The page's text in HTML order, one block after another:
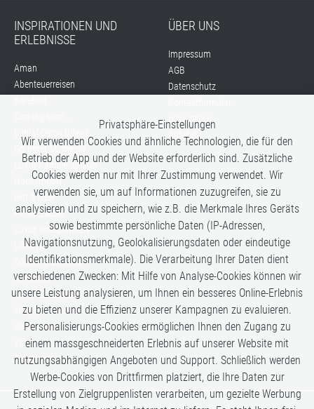
INSPIRATIONEN UND
ERLEBNISSE
Aman
Abenteuerreisen
Gourmet-Momente
Luxus Familienurlaub
Honeymoon
Hot & New
Hüttenzauber
Luxus Kreuzfahrten
Lifestyle
Once in a Lifetime
Romance
Safari-Erlebnisse
Simply the Best
Six Senses
Villen
Zugreisen
ÜBER UNS
Impressum
AGB
Datenschutz
nova reisen
Anfahrt
Privatsphäre-Einstellungen
Wir verwenden Cookies und ähnliche Technologien, die für den
Betrieb der App und der Website erforderlich sind. Zusätzliche
Cookies werden nur mit Ihrer Zustimmung verwendet. Wir
verwenden sie, um auf Informationen zuzugreifen, sie zu
analysieren und zu speichern, wie z.B. die Merkmale Ihres Geräts
sowie bestimmte persönliche Daten (IP-Adressen,
Navigationsnutzung, Geolokalisierungsdaten oder eindeutige
Identifikationsmerkmale). Die Verarbeitung Ihrer Daten dient
verschiedenen Zwecken: Mit Hilfe von Analyse-Cookies können wir
unsere Leistung analysieren, um Ihnen ein besseres Online-Erlebnis
zu bieten und die Effizienz unserer Kampagnen zu evaluieren.
Personalisierungs-Cookies ermöglichen Ihnen den Zugang zu
einem massgeschneiderten Erlebnis auf unserer Website mit
nutzungsabhängigen Angeboten und Support. Schließlich werden
Werbe-Cookies von Drittfirmen platziert, die Ihre Daten zur
Erstellung von Zielgruppenlisten verarbeiten, um gezielte Werbung